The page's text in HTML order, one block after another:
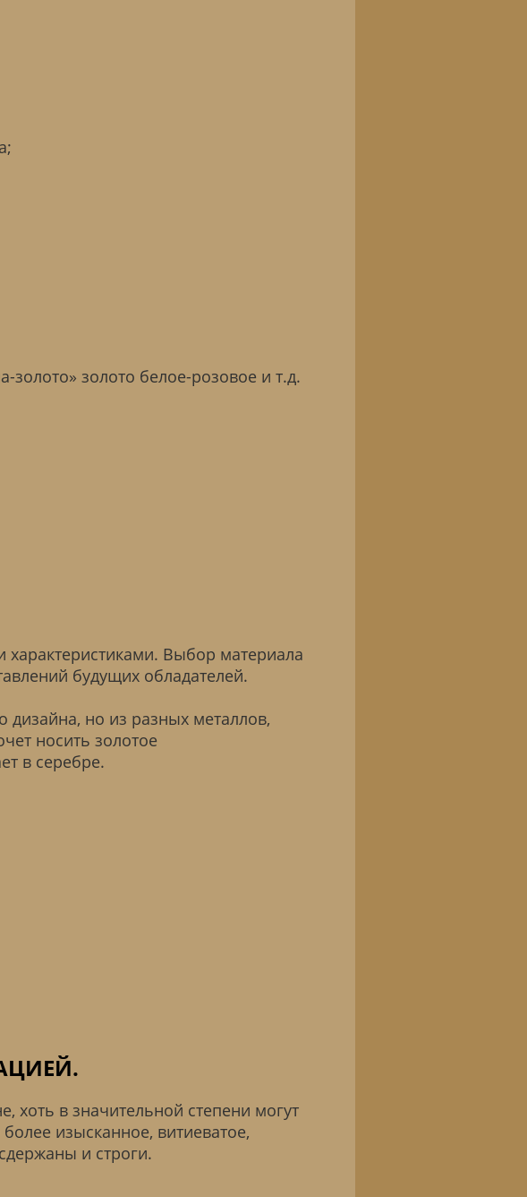
золото» золото белое-розовое и т.д.
Выбор материала
будущих обладателей.
но из разных металлов,
носить золотое
в серебре.
в значительной степени могут
изысканное, витиеватое,
и строги.